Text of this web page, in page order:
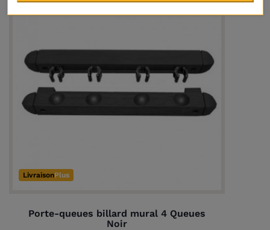
LivraisonPlus
Porte-queues billard mural 4 Queues
Noir